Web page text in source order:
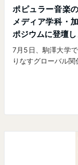
ポピュラー音楽
メディア学科・
ポジウムに登壇
7月5日、駒澤大学
りなすグローバル